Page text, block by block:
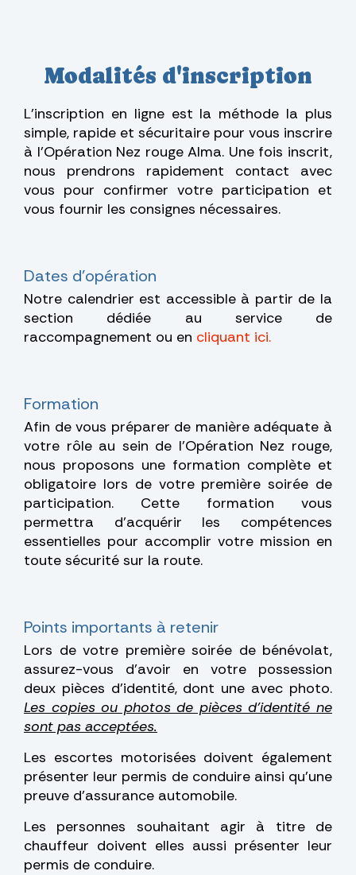
Modalités d'inscription
L'inscription en ligne est la méthode la plus
simple, rapide et sécuritaire pour vous inscrire
à l'Opération Nez rouge Alma. Une fois inscrit,
nous prendrons rapidement contact avec
vous pour confirmer votre participation et
vous fournir les consignes nécessaires.
Dates d'opération
Notre calendrier est accessible à partir de la
section dédiée au service de
raccompagnement ou en cliquant ici.
Formation
Afin de vous préparer de manière adéquate à
votre rôle au sein de l'Opération Nez rouge,
nous proposons une formation complète et
obligatoire lors de votre première soirée de
participation. Cette formation vous
permettra d'acquérir les compétences
essentielles pour accomplir votre mission en
toute sécurité sur la route.
Points importants à retenir
Lors de votre première soirée de bénévolat,
assurez-vous d’avoir en votre possession
deux pièces d’identité, dont une avec photo.
Les copies ou photos de pièces d’identité ne
sont pas acceptées.
Les escortes motorisées doivent également
présenter leur permis de conduire ainsi qu’une
preuve d’assurance automobile.
Les personnes souhaitant agir à titre de
chauffeur doivent elles aussi présenter leur
permis de conduire.